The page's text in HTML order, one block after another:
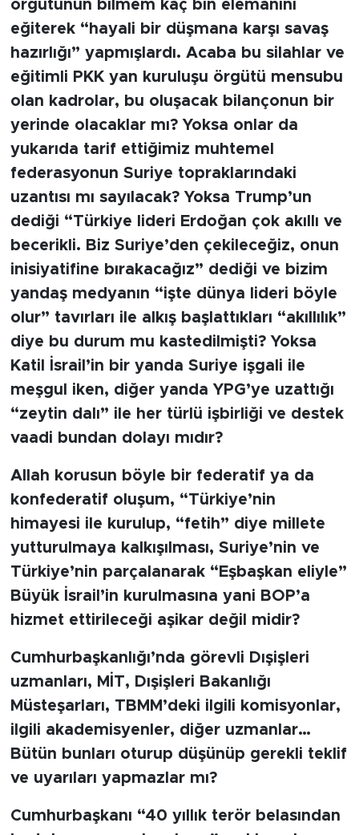
örgütünün bilmem kaç bin elemanını
eğiterek “hayali bir düşmana karşı savaş
hazırlığı” yapmışlardı. Acaba bu silahlar ve
eğitimli PKK yan kuruluşu örgütü mensubu
olan kadrolar, bu oluşacak bilançonun bir
yerinde olacaklar mı? Yoksa onlar da
yukarıda tarif ettiğimiz muhtemel
federasyonun Suriye topraklarındaki
uzantısı mı sayılacak? Yoksa Trump’un
dediği “Türkiye lideri Erdoğan çok akıllı ve
becerikli. Biz Suriye’den çekileceğiz, onun
inisiyatifine bırakacağız” dediği ve bizim
yandaş medyanın “işte dünya lideri böyle
olur” tavırları ile alkış başlattıkları “akıllılık”
diye bu durum mu kastedilmişti? Yoksa
Katil İsrail’in bir yanda Suriye işgali ile
meşgul iken, diğer yanda YPG’ye uzattığı
“zeytin dalı” ile her türlü işbirliği ve destek
vaadi bundan dolayı mıdır?
Allah korusun böyle bir federatif ya da
konfederatif oluşum, “Türkiye’nin
himayesi ile kurulup, “fetih” diye millete
yutturulmaya kalkışılması, Suriye’nin ve
Türkiye’nin parçalanarak “Eşbaşkan eliyle”
Büyük İsrail’in kurulmasına yani BOP’a
hizmet ettirileceği aşikar değil midir?
Cumhurbaşkanlığı’nda görevli Dışişleri
uzmanları, MİT, Dışişleri Bakanlığı
Müsteşarları, TBMM’deki ilgili komisyonlar,
ilgili akademisyenler, diğer uzmanlar…
Bütün bunları oturup düşünüp gerekli teklif
ve uyarıları yapmazlar mı?
Cumhurbaşkanı “40 yıllık terör belasından